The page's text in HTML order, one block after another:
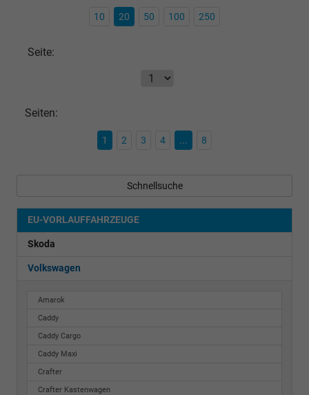
10 20 50 100 250
Seite:
Seiten:
1 2 3 4 ... 8
Schnellsuche
EU-VORLAUFFAHRZEUGE
Skoda
Volkswagen
Amarok
Caddy
Caddy Cargo
Caddy Maxi
Crafter
Crafter Kastenwagen